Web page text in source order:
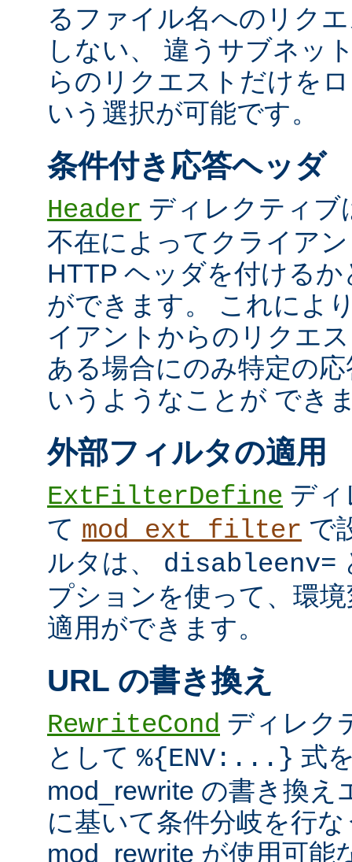
るファイル名へのリク
しない、 違うサブネッ
らのリクエストだけを
いう選択が可能です。
条件付き応答ヘッダ
Header ディレクティブ
不在によってクライア
HTTP ヘッダを付ける
ができます。 これによ
イアントからのリクエ
ある場合にのみ特定の
いうようなことが でき
外部フィルタの適用
ExtFilterDefine デ
て mod_ext_filter で
ルタは、 disableenv=
プションを使って、環
適用ができます。
URL の書き換え
RewriteCond ディレク
として %{ENV:...} 式
mod_rewrite の書き換え
に基いて条件分岐を行
mod_rewrite が使用可能